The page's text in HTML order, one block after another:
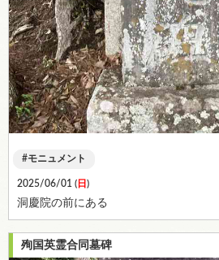
モニュメント
2025/06/01 ( 日 )
洞慶院の前にある
殉国英霊合同墓碑